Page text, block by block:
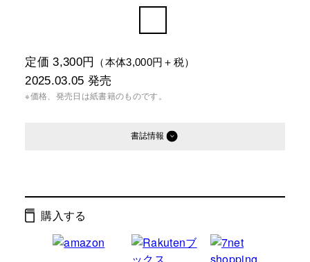
定価 3,300円 （本体3,000円＋税）
2025.03.05 発売
※価格、発売日は紙書籍のものです。
書誌情報
ISBN： 9784344043930
購入する